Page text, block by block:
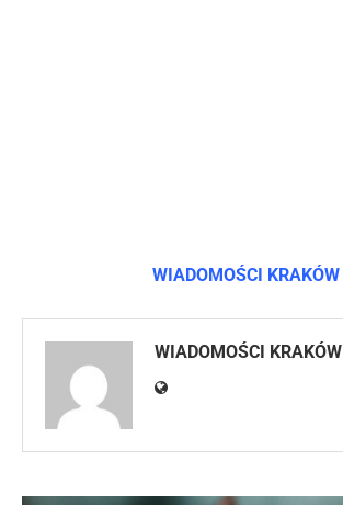
WIADOMOŚCI KRAKÓW
WIADOMOŚCI KRAKÓW